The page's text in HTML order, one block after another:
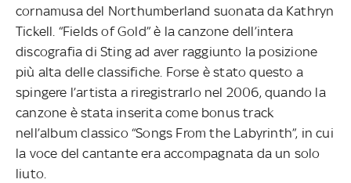
cornamusa del Northumberland suonata da Kathryn
Tickell. “Fields of Gold” è la canzone dell’intera
discografia di Sting ad aver raggiunto la posizione
più alta delle classifiche. Forse è stato questo a
spingere l’artista a riregistrarlo nel 2006, quando la
canzone è stata inserita come bonus track
nell’album classico “Songs From the Labyrinth”, in cui
la voce del cantante era accompagnata da un solo
liuto.